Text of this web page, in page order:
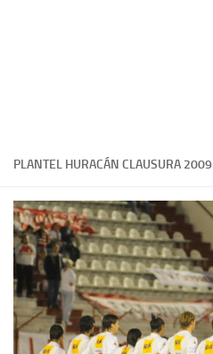
PLANTEL HURACÁN CLAUSURA 2009